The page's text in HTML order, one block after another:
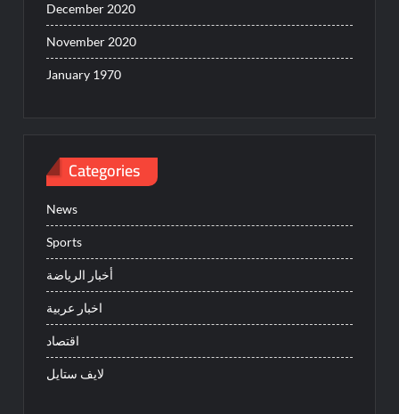
December 2020
November 2020
January 1970
Categories
News
Sports
أخبار الرياضة
اخبار عربية
اقتصاد
لايف ستايل